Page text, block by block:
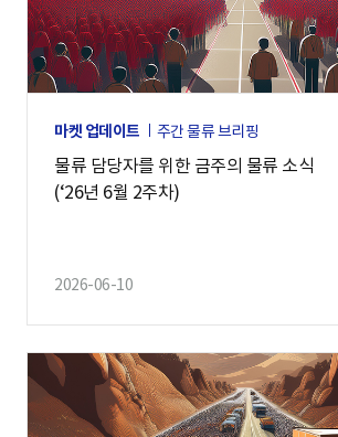
마켓 업데이트 주간 물류 브리핑
물류 담당자를 위한 금주의 물류 소식
(‘26년 6월 2주차)
2026-06-10